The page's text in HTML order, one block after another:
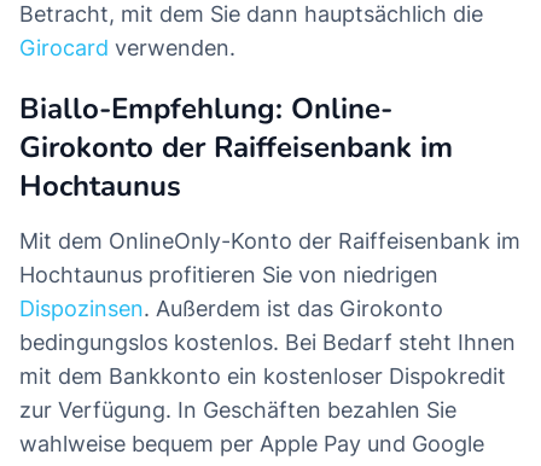
Betracht, mit dem Sie dann hauptsächlich die
Girocard verwenden.
Biallo-Empfehlung: Online-
Girokonto der Raiffeisenbank im
Hochtaunus
Mit dem OnlineOnly-Konto der Raiffeisenbank im
Hochtaunus profitieren Sie von niedrigen
Dispozinsen. Außerdem ist das Girokonto
bedingungslos kostenlos. Bei Bedarf steht Ihnen
mit dem Bankkonto ein kostenloser Dispokredit
zur Verfügung. In Geschäften bezahlen Sie
wahlweise bequem per Apple Pay und Google